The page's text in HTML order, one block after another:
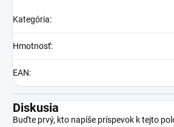
Kategória:
Hmotnosť:
EAN:
Diskusia
Buďte prvý, kto napíše príspevok k tejto